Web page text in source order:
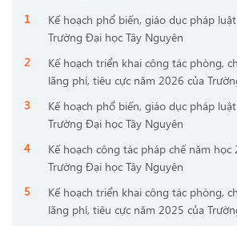
Kế hoạch phổ biến, giáo dục pháp
Trường Đại học Tây Nguyên
Kế hoạch triển khai công tác phòng,
lãng phí, tiêu cực năm 2026 của
Kế hoạch phổ biến, giáo dục pháp
Trường Đại học Tây Nguyên
Kế hoạch công tác pháp chế năm
Trường Đại học Tây Nguyên
Kế hoạch triển khai công tác phòng,
lãng phí, tiêu cực năm 2025 của